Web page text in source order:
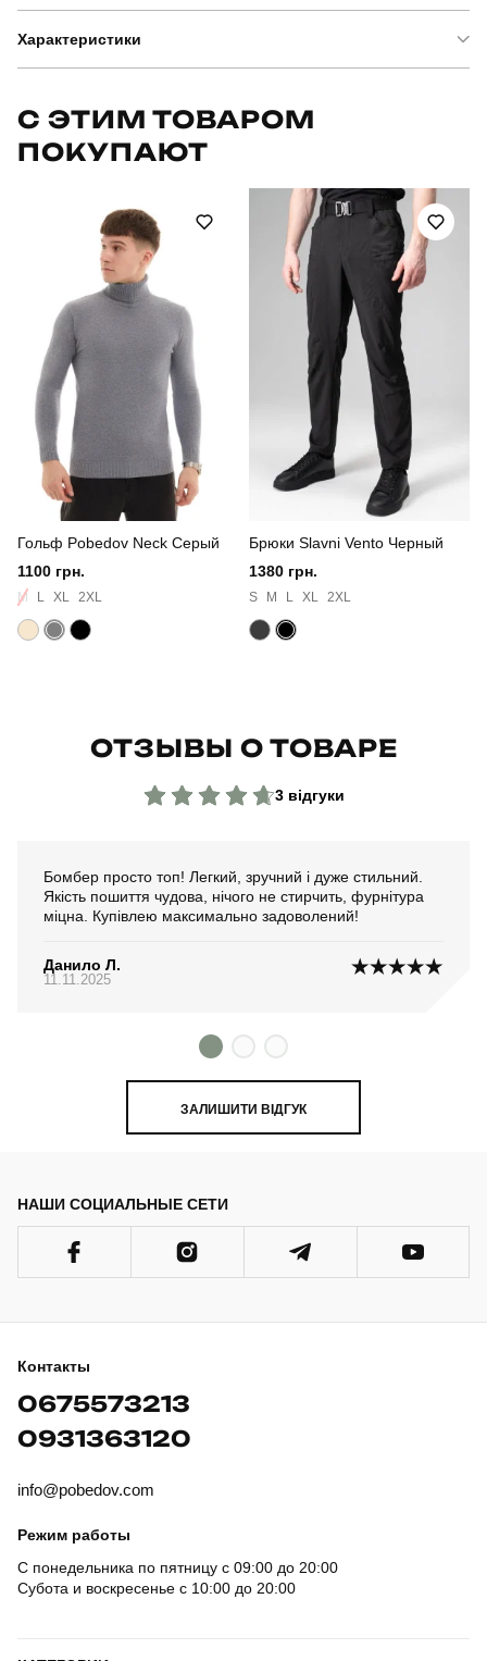
Характеристики
Артикул
для повсякденного носіння
повсякденний
Склад тканини 100% поліестер
Країна - виробник
С ЭТИМ ТОВАРОМ
ПОКУПАЮТ
Гольф Pobedov Neck Серый
1100 грн.
M L XL 2XL
Брюки Slavni Vento Черный
1380 грн.
S M L XL 2XL
ОТЗЫВЫ О ТОВАРЕ
3 відгуки
Бомбер просто топ! Легкий, зручний і дуже стильний.
Якість пошиття чудова, нічого не стирчить, фурнітура
міцна. Купівлею максимально задоволений!
Данило Л.
11.11.2025
ЗАЛИШИТИ ВІДГУК
НАШИ СОЦИАЛЬНЫЕ СЕТИ
Контакты
0675573213
0931363120
info@pobedov.com
Режим работы
С понедельника по пятницу с 09:00 до 20:00
Субота и воскресенье с 10:00 до 20:00